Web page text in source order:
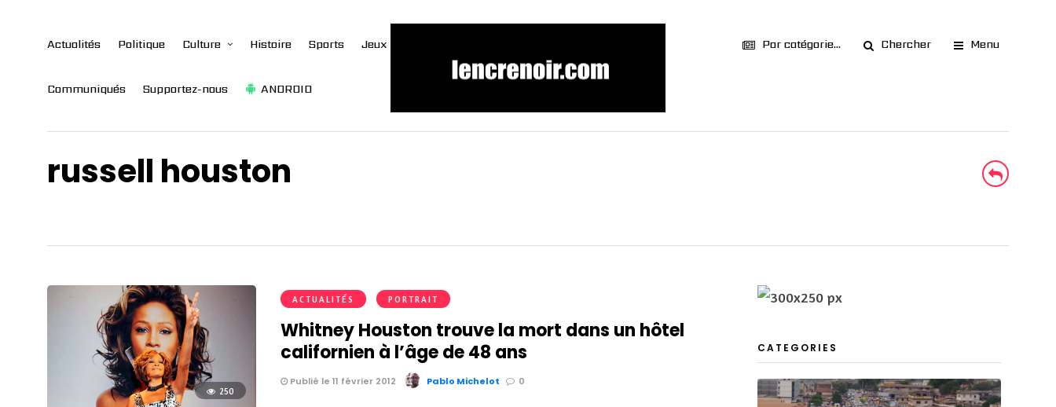
Actualités Politique Culture Histoire Sports Jeux
Communiqués Supportez-nous ANDROID
Par catégorie... Chercher Menu
russell houston
250
ACTUALITÉS PORTRAIT
Whitney Houston trouve la mort dans un hôtel
californien à l’âge de 48 ans
Publié le 11 février 2012 Pablo Michelot 0
CATEGORIES